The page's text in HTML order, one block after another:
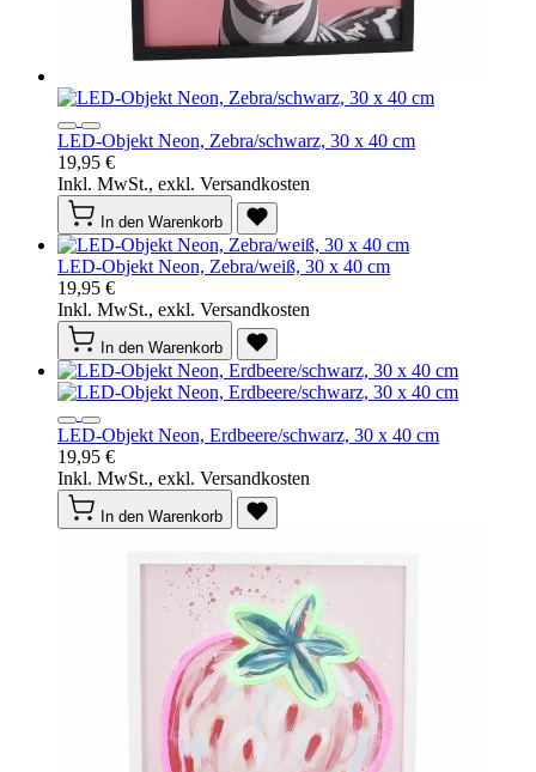
LED-Objekt Neon, Zebra/schwarz, 30 x 40 cm
19,95 €
Inkl. MwSt., exkl. Versandkosten
In den Warenkorb
LED-Objekt Neon, Zebra/weiß, 30 x 40 cm
19,95 €
Inkl. MwSt., exkl. Versandkosten
In den Warenkorb
LED-Objekt Neon, Erdbeere/schwarz, 30 x 40 cm
19,95 €
Inkl. MwSt., exkl. Versandkosten
In den Warenkorb